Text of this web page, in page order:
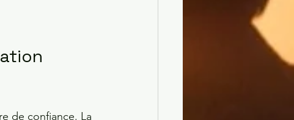
de confiance. La